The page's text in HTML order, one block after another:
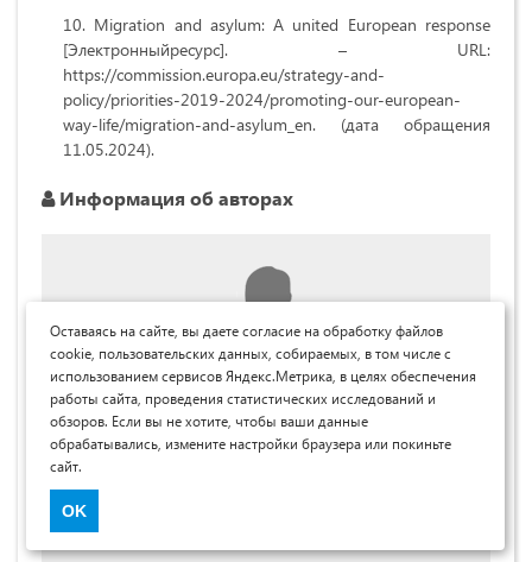
Migration and asylum: A united European response
[Электронныйресурс]. – URL:
https://commission.europa.eu/strategy-and-
policy/priorities-2019-2024/promoting-our-european-
way-life/migration-and-asylum_en. (дата обращения
11.05.2024).
Информация об авторах
Эйтсма Ольга Николаевна
юрисконсульт в "Lex Law company", Юрист по
специальности «Юриспруденция», специализация
Гражданское право, Нидерланды, г. Гронинген
Оставаясь на сайте, вы даете согласие на обработку файлов
cookie, пользовательских данных, собираемых, в том числе с
использованием сервисов Яндекс.Метрика, в целях обеспечения
работы сайта, проведения статистических исследований и
обзоров. Если вы не хотите, чтобы ваши данные
обрабатывались, измените настройки браузера или покиньте
сайт.
OK